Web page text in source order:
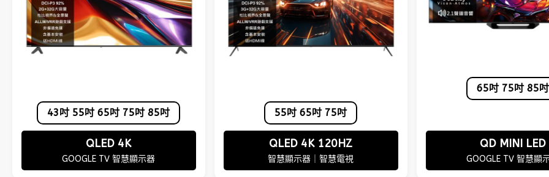
43吋 55吋 65吋 75吋 85吋
QLED 4K
GOOGLE TV 智慧顯示器
55吋 65吋 75吋
QLED 4K 120HZ
智慧顯示器｜智慧電視
65吋 75吋 85吋
QD MINI LED
GOOGLE TV 智慧顯